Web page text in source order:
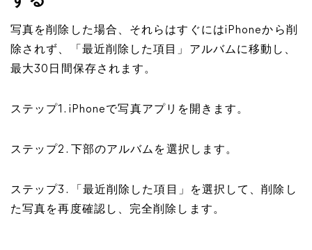
写真を削除した場合、それらはすぐにはiPhoneから削
除されず、「最近削除した項目」アルバムに移動し、
最大30日間保存されます。
ステップ1. iPhoneで写真アプリを開きます。
ステップ2. 下部のアルバムを選択します。
ステップ3. 「最近削除した項目」を選択して、削除し
た写真を再度確認し、完全削除します。